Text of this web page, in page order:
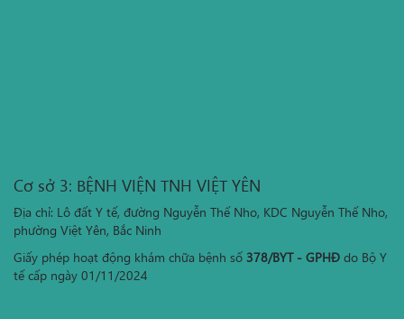
Cơ sở 3: BỆNH VIỆN TNH VIỆT YÊN
Địa chỉ: Lô đất Y tế, đường Nguyễn Thế Nho, KDC Nguyễn Thế Nho,
phường Việt Yên, Bắc Ninh
Giấy phép hoạt động khám chữa bệnh số 378/BYT - GPHĐ do Bộ Y
tế cấp ngày 01/11/2024